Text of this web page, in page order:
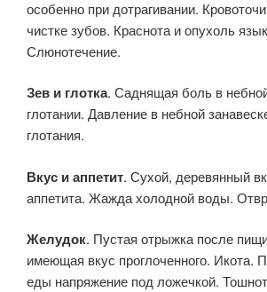
особенно при дотраги­вании.
чистке зубов. Краснота и опухоль
Слюнотечение.
Зев и глотка. Саднящая боль в
глотании. Давление в небной
глотания.
Вкус и аппетит. Сухой, деревянный
аппетита. Жажда холодной воды.
Желудок. Пустая отрыжка после
имеющая вкус проглоченного. Икота.
еды напряжение под ло­жечкой.